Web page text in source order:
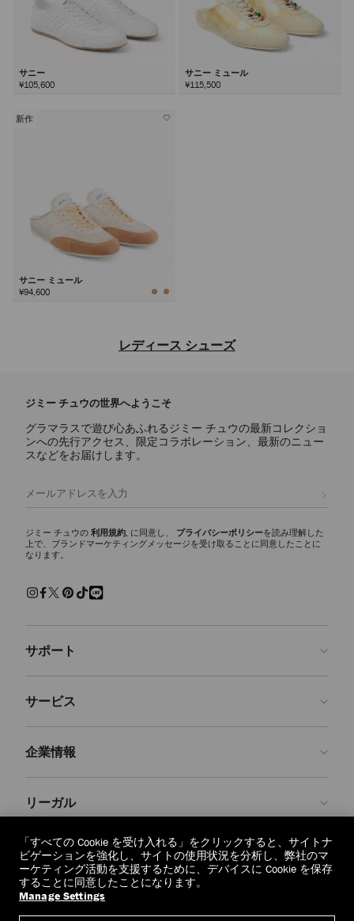
サニー
¥105,600
サニー ミュール
¥115,500
新作
サニー ミュール
¥94,600
レディース シューズ
イリー使いのアイコンからステートメントスタイルまで、あらゆるシー
ンに映えるラグジュアリーなレディース シューズのご紹介。
パンプス
スカーレットに代表されるシグネチャーパンプスには、ナッパレザーか
レザー仕上げを使用しています。どんなワードローブにもエレガンスと
多彩な魅力を添える、モダンなシルエットをご覧ください。
スリッパ
エリオットスリッパ ファミリーは、多彩な彫刻的シルエットが印象的
で、ディテールにシグネチャーなハードウェアをあしらいました。 洗
現代的なクラフツマンシップを兼ね備えた、エフォートレスで魅力ある
パール、クリスタルで装飾を施し、モダンなアクセントを添えた、美し
ルに気取らないフラットシューズ、どの1足を選んでも、存在感を放
スニーカー
なラグジュアリーを再定義します。 ステートメントなソールからミニ
ブーツ
た、クラシックなアンクルブーツやニーハイブーツをご紹介します。
実用性と華やかさが調和したデザインは、シーズンを重ねても色褪せな
いように仕立てられています。
ジミー チュウの世界へようこそ
グラマラスで遊び心あふれるジミー チュウの最新コレクショ
ンへの先行アクセス、限定コラボレーション、最新のニュー
スなどをお届けします。
ジミー チュウの 利用規約, に同意し、 プライバシーポリシーを読み理解した
上で、ブランドマーケティングメッセージを受け取ることに同意したことに
なります。
サポート
よくあるご質問
返品を申請
配送
交換・返品
サービス
Made-to-Order
保証
企業情報
ブランドの歴史
JC World
社会への貢献
私たちの責任
クラフツマンシップ
リーガル
プライバシーポリシー
利用規約
忘れられる権利
個人情報開示請求フォーム
regionselector.country. (€)
「すべての Cookie を受け入れる」をクリックすると、サイトナ
ビゲーションを強化し、サイトの使用状況を分析し、弊社のマ
ーケティング活動を支援するために、デバイスに Cookie を保存
することに同意したことになります。
Manage Settings